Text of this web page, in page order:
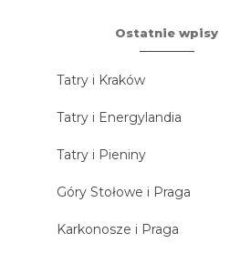
Ostatnie wpisy
Tatry i Kraków
Tatry i Energylandia
Tatry i Pieniny
Góry Stołowe i Praga
Karkonosze i Praga